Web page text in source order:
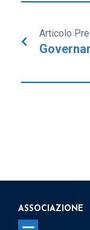
Articolo
ASSOCIAZIONE